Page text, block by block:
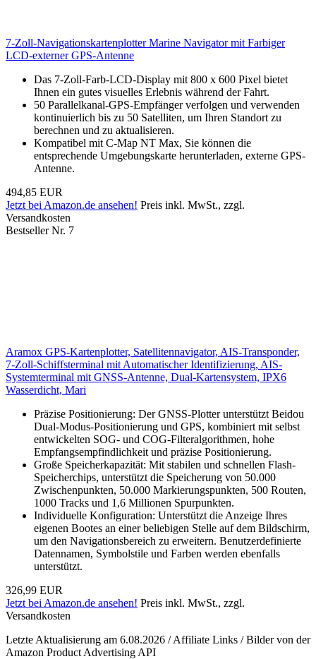
7-Zoll-Navigationskartenplotter Marine Navigator mit Farbiger
LCD-externer GPS-Antenne
Das 7-Zoll-Farb-LCD-Display mit 800 x 600 Pixel bietet
Ihnen ein gutes visuelles Erlebnis während der Fahrt.
50 Parallelkanal-GPS-Empfänger verfolgen und verwenden
kontinuierlich bis zu 50 Satelliten, um Ihren Standort zu
berechnen und zu aktualisieren.
Kompatibel mit C‑Map NT Max, Sie können die
entsprechende Umgebungskarte herunterladen, externe GPS-
Antenne.
494,85 EUR
Jetzt bei Amazon.de ansehen! Preis inkl. MwSt., zzgl.
Versandkosten
Bestseller Nr. 7
Aramox GPS-Kartenplotter, Satellitennavigator, AIS-Transponder,
7-Zoll-Schiffsterminal mit Automatischer Identifizierung, AIS-
Systemterminal mit GNSS-Antenne, Dual-Kartensystem, IPX6
Wasserdicht, Mari
Präzise Positionierung: Der GNSS-Plotter unterstützt Beidou
Dual-Modus-Positionierung und GPS, kombiniert mit selbst
entwickelten SOG- und COG-Filteralgorithmen, hohe
Empfangsempfindlichkeit und präzise Positionierung.
Große Speicherkapazität: Mit stabilen und schnellen Flash-
Speicherchips, unterstützt die Speicherung von 50.000
Zwischenpunkten, 50.000 Markierungspunkten, 500 Routen,
1000 Tracks und 1,6 Millionen Spurpunkten.
Individuelle Konfiguration: Unterstützt die Anzeige Ihres
eigenen Bootes an einer beliebigen Stelle auf dem Bildschirm,
um den Navigationsbereich zu erweitern. Benutzerdefinierte
Datennamen, Symbolstile und Farben werden ebenfalls
unterstützt.
326,99 EUR
Jetzt bei Amazon.de ansehen! Preis inkl. MwSt., zzgl.
Versandkosten
Letzte Aktualisierung am 6.08.2026 / Affiliate Links / Bilder von der
Amazon Product Advertising API